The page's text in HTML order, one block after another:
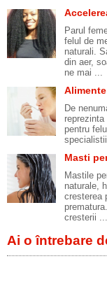
Parul
felul de
naturali.
din aer,
ne mai ...
De
pentru
Masti
Mastile
naturale,
cresterea
cresterii ...
Ai o întrebare